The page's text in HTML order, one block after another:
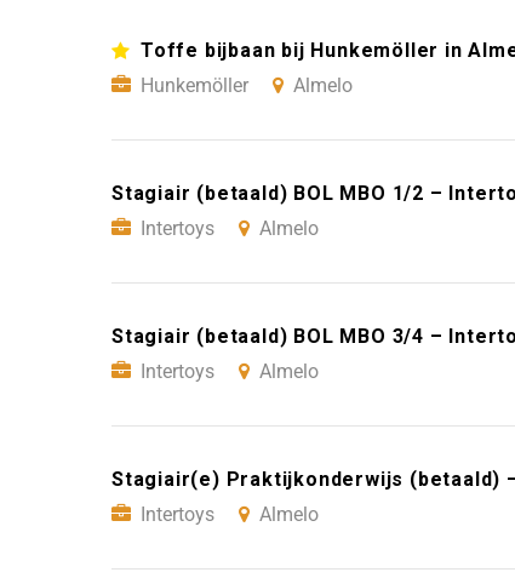
Toffe bijbaan bij Hunkemöller in
Hunkemöller
Almelo
Stagiair (betaald) BOL MBO 1/2 –
Intertoys
Almelo
Stagiair (betaald) BOL MBO 3/4 –
Intertoys
Almelo
Stagiair(e) Praktijkonderwijs (betaald)
Intertoys
Almelo